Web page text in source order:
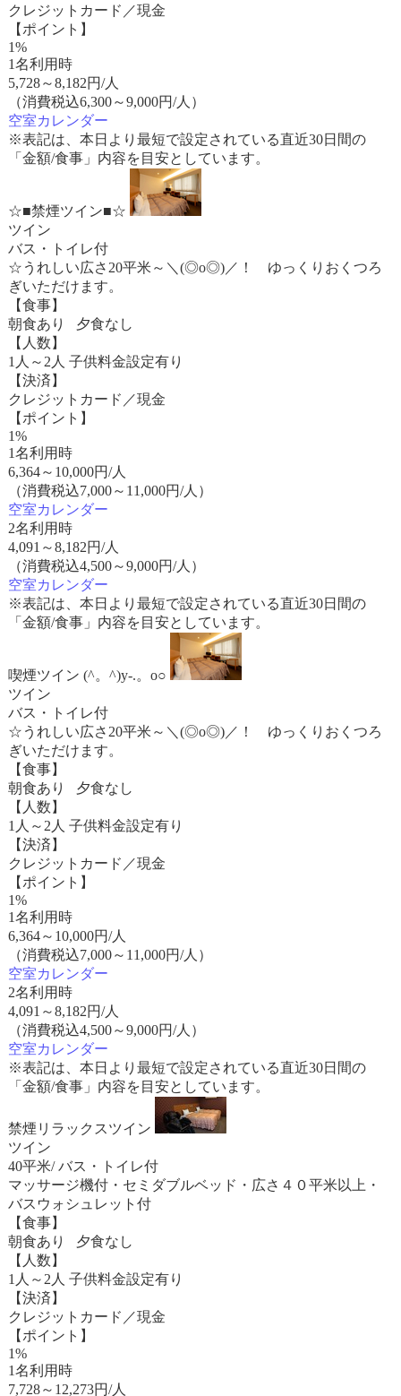
クレジットカード／現金
【ポイント】
1%
1名利用時
5,728～8,182円/人
（消費税込6,300～9,000円/人）
空室カレンダー
※表記は、本日より最短で設定されている直近30日間の
「金額/食事」内容を目安としています。
☆■禁煙ツイン■☆
ツイン
バス・トイレ付
☆うれしい広さ20平米～＼(◎o◎)／！ ゆっくりおくつろ
ぎいただけます。
【食事】
朝食あり 夕食なし
【人数】
1人～2人 子供料金設定有り
【決済】
クレジットカード／現金
【ポイント】
1%
1名利用時
6,364～ 10,000円/人
（消費税込7,000～11,000円/人）
空室カレンダー
2名利用時
4,091 ～8,182円/人
（消費税込4,500～9,000円/人）
空室カレンダー
※表記は、本日より最短で設定されている直近30日間の
「金額/食事」内容を目安としています。
喫煙ツイン (^。^)y-.。o○
ツイン
バス・トイレ付
☆うれしい広さ20平米～＼(◎o◎)／！ ゆっくりおくつろ
ぎいただけます。
【食事】
朝食あり 夕食なし
【人数】
1人～2人 子供料金設定有り
【決済】
クレジットカード／現金
【ポイント】
1%
1名利用時
6,364～ 10,000円/人
（消費税込7,000～11,000円/人）
空室カレンダー
2名利用時
4,091 ～8,182円/人
（消費税込4,500～9,000円/人）
空室カレンダー
※表記は、本日より最短で設定されている直近30日間の
「金額/食事」内容を目安としています。
禁煙リラックスツイン
ツイン
40平米/ バス・トイレ付
マッサージ機付・セミダブルベッド・広さ４０平米以上・
バスウォシュレット付
【食事】
朝食あり 夕食なし
【人数】
1人～2人 子供料金設定有り
【決済】
クレジットカード／現金
【ポイント】
1%
1名利用時
7,728～ 12,273円/人